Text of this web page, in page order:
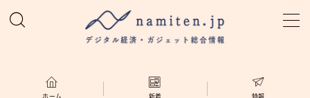
ホームホーム 新着 特報